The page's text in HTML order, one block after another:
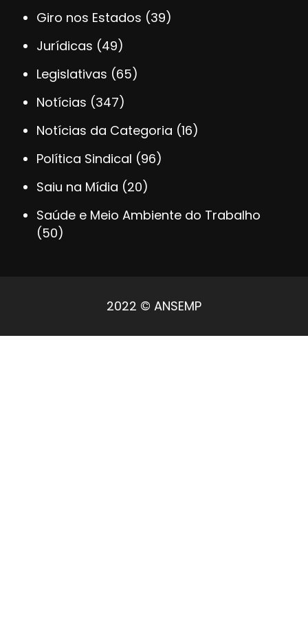
Giro nos Estados (39)
Jurídicas (49)
Legislativas (65)
Notícias (347)
Notícias da Categoria (16)
Política Sindical (96)
Saiu na Mídia (20)
Saúde e Meio Ambiente do Trabalho
(50)
2022 © ANSEMP